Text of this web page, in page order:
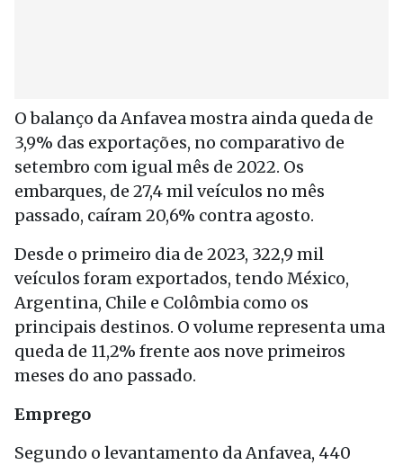
O balanço da Anfavea mostra ainda queda de
3,9% das exportações, no comparativo de
setembro com igual mês de 2022. Os
embarques, de 27,4 mil veículos no mês
passado, caíram 20,6% contra agosto.
Desde o primeiro dia de 2023, 322,9 mil
veículos foram exportados, tendo México,
Argentina, Chile e Colômbia como os
principais destinos. O volume representa uma
queda de 11,2% frente aos nove primeiros
meses do ano passado.
Emprego
Segundo o levantamento da Anfavea, 440